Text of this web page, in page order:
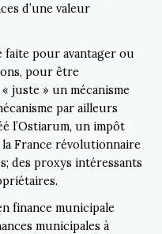
d’une valeur
faite pour avantager ou
pour être
juste » un mécanisme
par ailleurs
l’Ostiarum, un impôt
France révolutionnaire
des proxys intéressants
finance municipale
municipales à